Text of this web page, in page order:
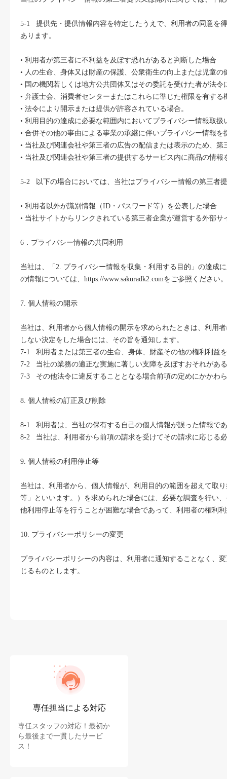
5-1 提供先・提供情報内容を特定したうえで、利用者の同意を
あります。
• 利用者が第三者に不利益を及ぼす恐れがあると判断した場合
• 人の生命、身体又は財産の保護、公衆衛生の向上または児童
• 国の機関若しくは地方公共団体又はその委託を受けた者が法
• 弁護士会、消費者センターまたはこれらに準じた権限を有す
• 法令により開示または提供が許容されている場合。
• 利用目的の達成に必要な範囲内においてプライバシー情報取
• 合併その他の事由による事業の承継に伴いプライバシー情報
• 当社及び関連会社や第三者の広告の配信または表示のため、第
• 当社及び関連会社や第三者の提供するサービス内に商品の情
5-2 以下の場合においては、当社はプライバシー情報の第三者
• 利用者以外が識別情報（ID・パスワード等）を公表した場合
• 当社サイトからリンクされている第三者企業が運営する外部
6．プライバシー情報の共同利用
当社は、「2. プライバシー情報を収集・利用する目的」の達成
の情報については、https://www.sakuradk2.comをご参照ください。
7. 個人情報の開示
当社は、利用者から個人情報の開示を求められたときは、利用
しない決定をした場合には、その旨を通知します。
7-1 利用者または第三者の生命、身体、財産その他の権利利益
7-2 当社の業務の適正な実施に著しい支障を及ぼすおそれがあ
7-3 その他法令に違反することとなる場合前項の定めにかかわ
8. 個人情報の訂正及び削除
8-1 利用者は、当社の保有する自己の個人情報が誤った情報で
8-2 当社は、利用者から前項の請求を受けてその請求に応じる
9. 個人情報の利用停止等
当社は、利用者から、個人情報が、利用目的の範囲を超えて取
等」といいます。）を求められた場合には、必要な調査を行い
他利用停止等を行うことが困難な場合であって、利用者の権利
10. プライバシーポリシーの変更
プライバシーポリシーの内容は、利用者に通知することなく、
じるものとします。
専任担当による対応
専任スタッフの対応！最初か
ら最後まで一貫したサービ
ス！